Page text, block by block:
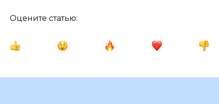
Оцените статью: